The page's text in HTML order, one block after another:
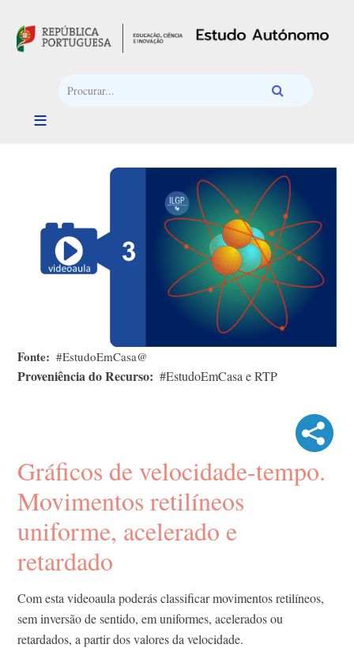
Fonte #EstudoEmCasa@
Proveniência do Recurso #EstudoEmCasa e RTP
Gráficos de velocidade-tempo.
Movimentos retilíneos
uniforme, acelerado e
retardado
Com esta videoaula poderás classificar movimentos retilíneos,
sem inversão de sentido, em uniformes, acelerados ou
retardados, a partir dos valores da velocidade.